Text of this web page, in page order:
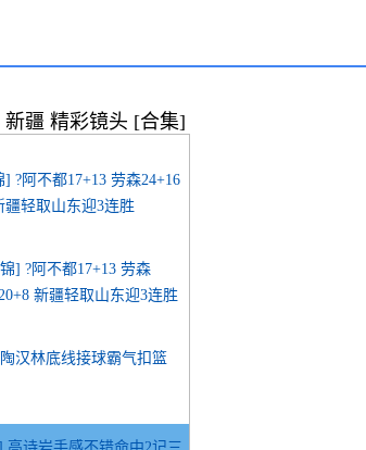
新疆 精彩镜头 [合集]
?阿不都17+13 劳森24+16
疆轻取山东迎3连胜
] ?阿不都17+13 劳森
新疆轻取山东迎3连胜
汉林底线接球霸气扣篮